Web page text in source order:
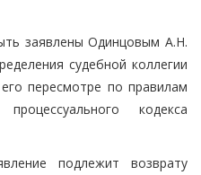
заявлены Одинцовым А.Н.
судебной коллегии
пересмотре по правилам
кодекса
подлежит возврату